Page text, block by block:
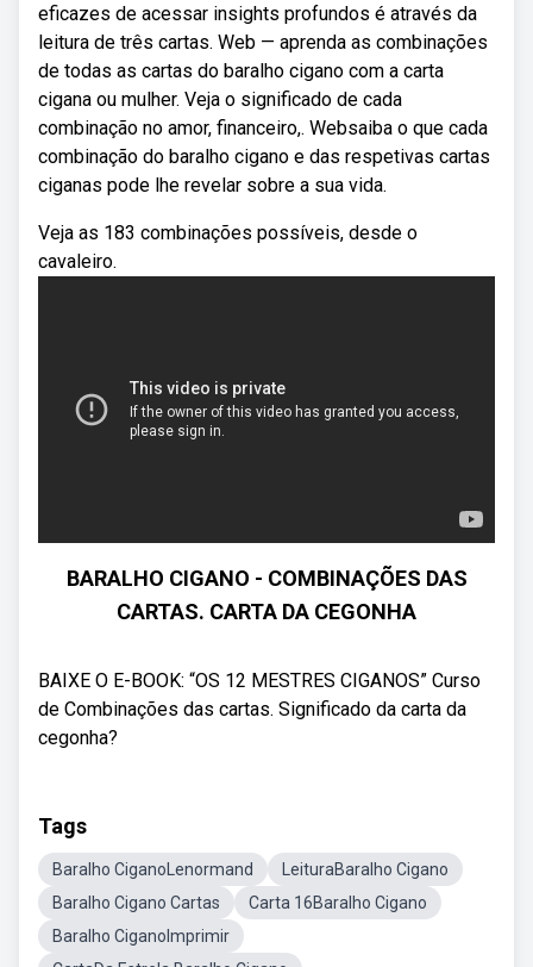
eficazes de acessar insights profundos é através da
leitura de três cartas. Web — aprenda as combinações
de todas as cartas do baralho cigano com a carta
cigana ou mulher. Veja o significado de cada
combinação no amor, financeiro,. Websaiba o que cada
combinação do baralho cigano e das respetivas cartas
ciganas pode lhe revelar sobre a sua vida.
Veja as 183 combinações possíveis, desde o
cavaleiro.
BARALHO CIGANO - COMBINAÇÕES DAS
CARTAS. CARTA DA CEGONHA
BAIXE O E-BOOK: “OS 12 MESTRES CIGANOS” Curso
de Combinações das cartas. Significado da carta da
cegonha?
Tags
Baralho CiganoLenormand
LeituraBaralho Cigano
Baralho Cigano Cartas
Carta 16Baralho Cigano
Baralho CiganoImprimir